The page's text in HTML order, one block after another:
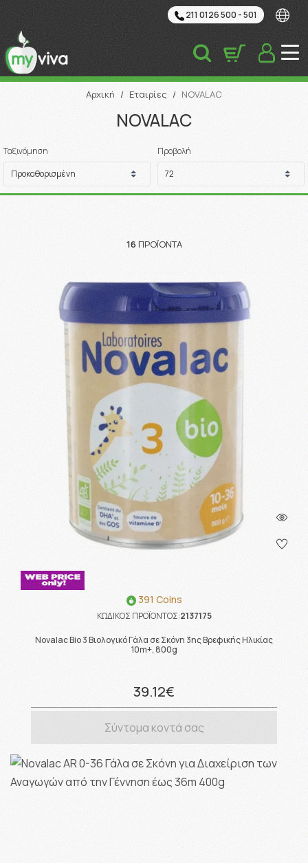
211 0126 500 - 501
Αναζήτηση
Αρχική / Εταιρίες / NOVALAC
NOVALAC
Ταξινόμηση Προβολή
16 ΠΡΟΪΌΝΤΑ
391 Coins
ΚΩΔΙΚΟΣ ΠΡΟΪΟΝΤΟΣ:2137175
Novalac Bio 3 Βιολογικό Γάλα σε Σκόνη 3ης Βρεφικής Ηλικίας
10m+, 800g
39.12€
Σύντομα κοντά σας